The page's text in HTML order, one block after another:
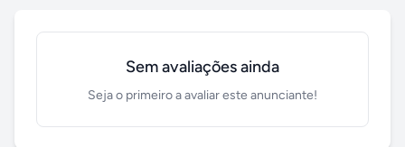
Sem avaliações ainda
Seja o primeiro a avaliar este anunciante!